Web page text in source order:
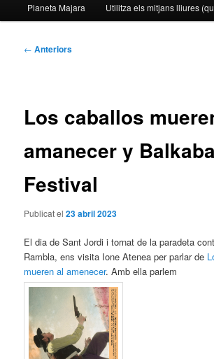
Planeta Majara Utilitza els mitjans lliures
Navegació
← Anteriors
Los caballos
amanecer y
Festival
Publicat el23 abril 2023
El dia de Sant Jordi i tornat de la paradeta
Rambla, ens visita Ione Atenea per parlar de
mueren al amenecer. Amb ella parlem